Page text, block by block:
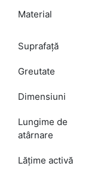
Material
Suprafaţă
Greutate
Dimensiuni
Lungime de
atârnare
Lăţime activă